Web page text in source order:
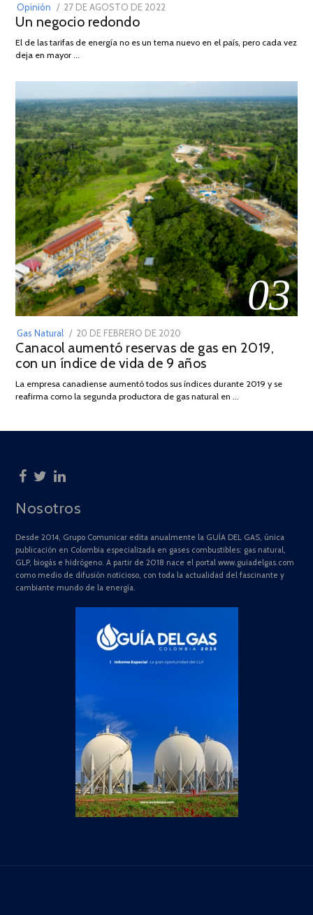
Opinión
POSTED
ON
27 DE AGOSTO DE 2022
DE
Un negocio redondo
El de las tarifas de energía no es un tema nuevo en el país, pero cada vez
deja en mayor …
03
Gas Natural
POSTED
ON
20 DE FEBRERO DE 2020
DE
JULIO
2025
Canacol aumentó reservas de gas en 2019,
con un índice de vida de 9 años
La empresa canadiense aumentó todos sus índices durante 2019 y se
reafirma como la segunda productora de gas natural en …
Nosotros
Desde 2014, Grupo Comunicar edita anualmente la GUÍA DEL GAS, única
publicación en Colombia especializada en gases combustibles: gas natural,
GLP, biogás e hidrógeno. A partir de 2018 nace el portal www.guiadelgas.com
como medio de difusión noticioso, con toda la actualidad del fascinante y
cambiante mundo de la energía.